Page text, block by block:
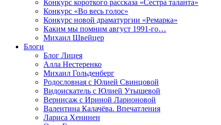
Конкурс короткого рассказа «Сестра таланта»
Конкурс «Во весь голос»
Конкурс новой драматургии «Ремарка»
Каким мы помним август 1991-го…
Михаил Швейцер
Блоги
Блог Лицея
Алла Нестеренко
Михаил Гольденберг
Родословная с Юлией Свинцовой
Видоискатель с Юлией Утышевой
Вернисаж с Ириной Ларионовой
Валентина Калачёва. Впечатления
Лариса Хенинен